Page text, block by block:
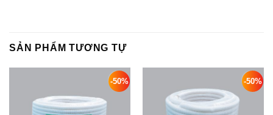
SẢN PHẨM TƯƠNG TỰ
-50% -50%